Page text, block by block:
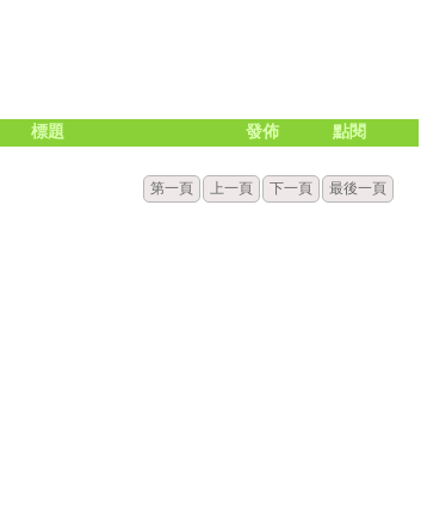
標題 發佈 點閱
第一頁 上一頁 下一頁 最後一頁